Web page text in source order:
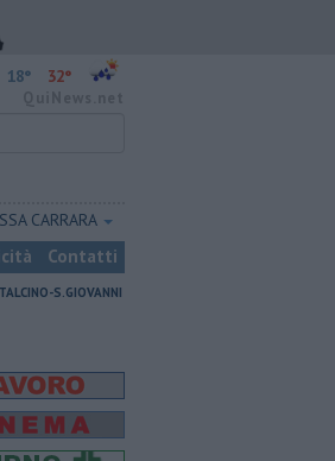
18° 32°
CARRARA
Contatti
S.GIOVANNI